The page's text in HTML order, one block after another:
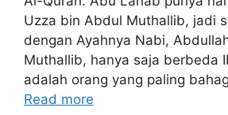
Uzza bin Abdul Muthallib, jadi
dengan Ayahnya Nabi,
Muthallib, hanya saja berbeda
adalah orang yang paling
Read more